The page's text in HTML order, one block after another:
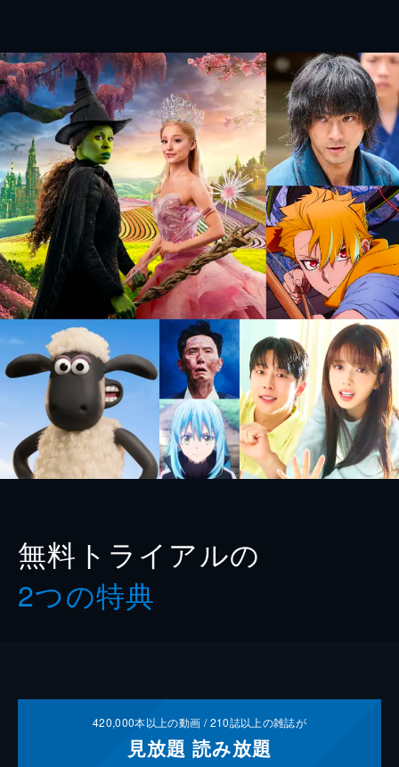
無料トライアルの
2つの特典
420,000本以上の動画 /210誌以上の雑誌が
見放題 読み放題